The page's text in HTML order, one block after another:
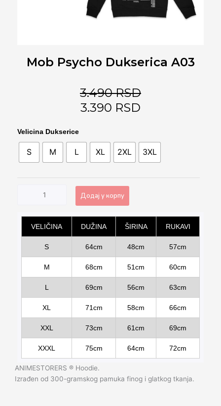
Mob Psycho Dukserica A03
3.490RSD
3.390 RSD
Velicina Dukserice
S M L XL 2XL 3XL
Mob
Psycho
Dukserica
A03
Додај у корпу
Alternative:
VELIČINA
DUŽINA ŠIRINA RUKAVI
S 64cm 48cm 57cm
M 68cm 51cm 60cm
L 69cm 56cm 63cm
XL 71cm 58cm 66cm
XXL 73cm 61cm 69cm
XXXL 75cm 64cm 72cm
ANIMESTORERS ®️ Hoodie.
Izrađen od 300-gramskog pamuka finog i glatkog tkanja.